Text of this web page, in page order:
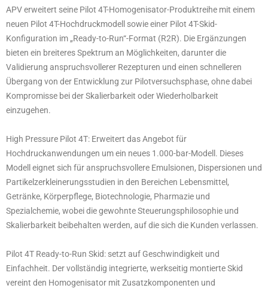
APV erweitert seine Pilot 4T-Homogenisator-Produktreihe mit einem
neuen Pilot 4T-Hochdruckmodell sowie einer Pilot 4T-Skid-
Konfiguration im „Ready-to-Run“-Format (R2R). Die Ergänzungen
bieten ein breiteres Spektrum an Möglichkeiten, darunter die
Validierung anspruchsvollerer Rezepturen und einen schnelleren
Übergang von der Entwicklung zur Pilotversuchsphase, ohne dabei
Kompromisse bei der Skalierbarkeit oder Wiederholbarkeit
einzugehen.
High Pressure Pilot 4T: Erweitert das Angebot für
Hochdruckanwendungen um ein neues 1.000-bar-Modell. Dieses
Modell eignet sich für anspruchsvollere Emulsionen, Dispersionen und
Partikelzerkleinerungsstudien in den Bereichen Lebensmittel,
Getränke, Körperpflege, Biotechnologie, Pharmazie und
Spezialchemie, wobei die gewohnte Steuerungsphilosophie und
Skalierbarkeit beibehalten werden, auf die sich die Kunden verlassen.
Pilot 4T Ready-to-Run Skid: setzt auf Geschwindigkeit und
Einfachheit. Der vollständig integrierte, werkseitig montierte Skid
vereint den Homogenisator mit Zusatzkomponenten und